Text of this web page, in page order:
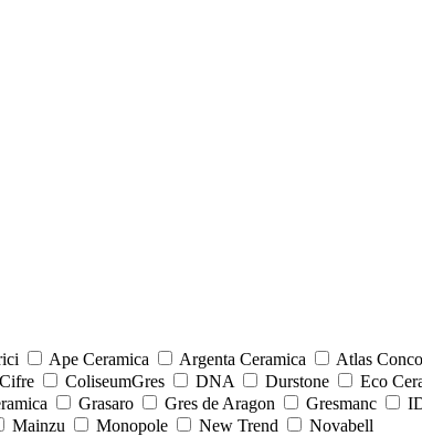
Ape Ceramica Argenta Ceramica Atlas
Cifre ColiseumGres DNA Durstone Eco
Grasaro Gres de Aragon Gresmanc
Mainzu Monopole New Trend
Novabell